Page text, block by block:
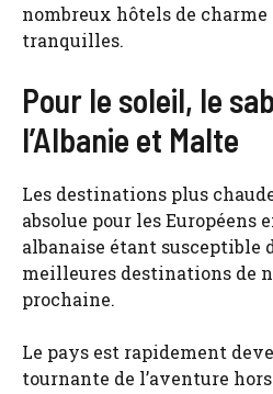
nombreux hôtels de charme
tranquilles.
Pour le soleil, le
l’Albanie et Malte
Les destinations plus
absolue pour les Européens
albanaise étant susceptible
meilleures destinations de
prochaine.
Le pays est rapidement
tournante de l’aventure